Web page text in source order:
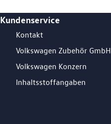
Footer Teaser
Kundenservice
Kontakt
Volkswagen Zubehör GmbH
Volkswagen Konzern
Inhaltsstoffangaben